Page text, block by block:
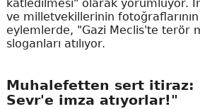
katledilmesi" olarak yorumluyor.
ve milletvekillerinin fotoğraflarının
eylemlerde, "Gazi Meclis'te terör
sloganları atılıyor.
Muhalefetten sert itiraz:
Sevr'e imza atıyorlar!"